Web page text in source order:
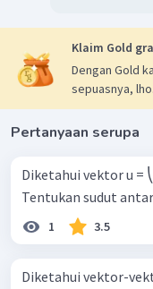
Klaim Gold
Dengan Gold
sepuasnya, lho.
Pertanyaan serupa
Diketahui vektor u = ⎝
Tentukan sudut
1 3.5
Diketahui vektor-